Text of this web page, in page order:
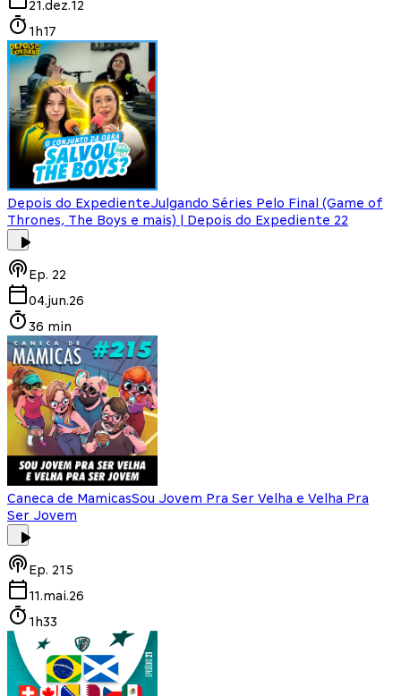
21.dez.12
1h17
Depois do ExpedienteJulgando Séries Pelo Final (Game of
Thrones, The Boys e mais) | Depois do Expediente 22
Ep. 22
04.jun.26
36 min
Caneca de MamicasSou Jovem Pra Ser Velha e Velha Pra
Ser Jovem
Ep. 215
11.mai.26
1h33